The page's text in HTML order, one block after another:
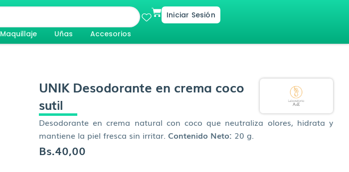
CartIniciar Sesión
Maquillaje Uñas Accesorios
UNIK Desodorante en crema coco
sutil
Desodorante en crema natural con coco que neutraliza olores, hidrata y
mantiene la piel fresca sin irritar. Contenido Neto: 20 g.
Bs.40,00